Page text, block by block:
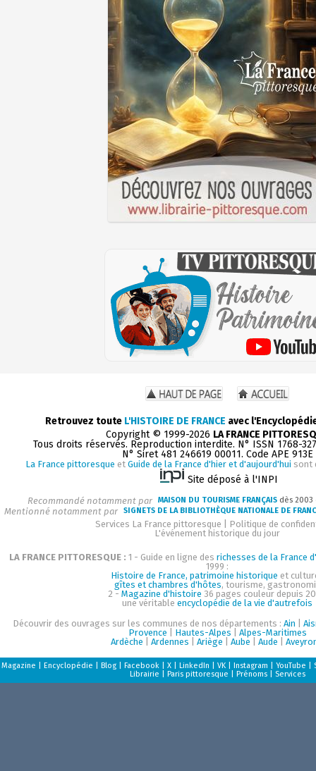
Retrouvez toute L'HISTOIRE DE FRANCE avec
Copyright © 1999-2026 LA FRANCE
Tous droits réservés. Reproduction interdite. N° ISSN 1768-
N° Siret 481 246619 00011. Code APE 913E
La France pittoresque et Guide de la France d'hier et d'aujourd'hui sont
Site déposé à l'INPI
Recommandé notamment par MAISON DU TOURISME FRANÇAIS dès
Mentionné notamment par SIGNETS DE LA BIBLIOTHÈQUE NATIONALE DE
Services La France pittoresque
Politique de
L'événement historique du jour
LA FRANCE PITTORESQUE : 1 - Guide en ligne des richesses de la France
1999 :
Histoire de France, patrimoine historique et
gîtes et chambres d'hôtes, tourisme,
2 - Magazine d'histoire 36 pages couleur depuis
une véritable encyclopédie de la vie d'autrefois
Découvrir des ouvrages sur les communes de nos départements : Ain
Provence
Hautes-Alpes
Alpes-Maritimes
Ardèche
Ardennes Ariège Aube Aude
Magazine Encyclopédie Blog| Facebook| X| LinkedIn VK| Instagram YouTube
Librairie
Paris pittoresque Prénoms| Services